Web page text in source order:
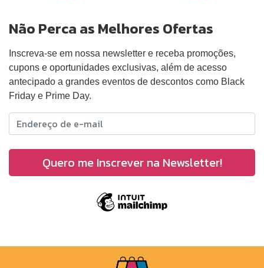
Não Perca as Melhores Ofertas
Inscreva-se em nossa newsletter e receba promoções,
cupons e oportunidades exclusivas, além de acesso
antecipado a grandes eventos de descontos como Black
Friday e Prime Day.